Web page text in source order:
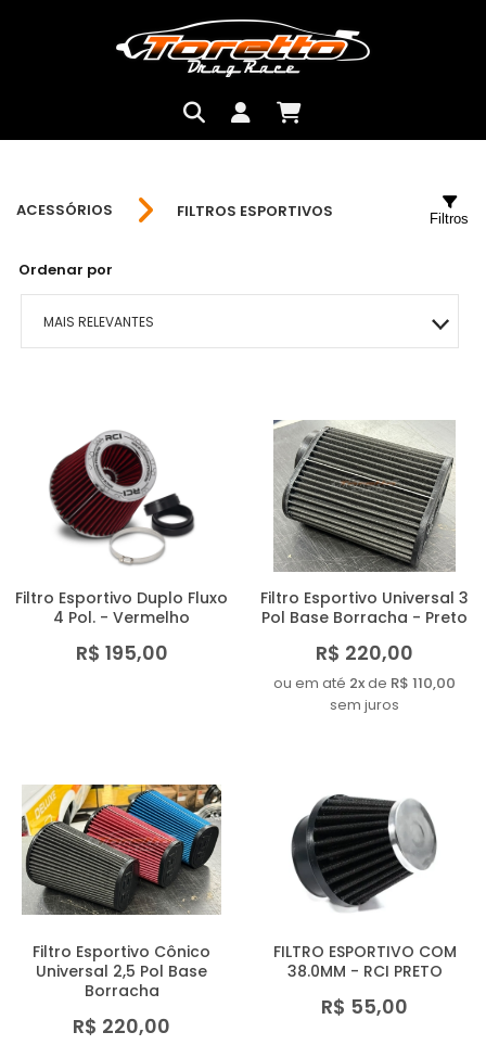
ACESSÓRIOS FILTROS ESPORTIVOS
Ordenar por
MAIS RELEVANTES
MENOR PREÇO
MAIOR PREÇO
A - Z
Filtros
Filtro Esportivo Duplo Fluxo
4 Pol. - Vermelho
R$ 195,00
Filtro Esportivo Universal 3
Pol Base Borracha - Preto
R$ 220,00
ou em até 2xde R$ 110,00
sem juros
Filtro Esportivo Cônico
Universal 2,5 Pol Base
Borracha
R$ 220,00
FILTRO ESPORTIVO COM
38.0MM - RCI PRETO
R$ 55,00